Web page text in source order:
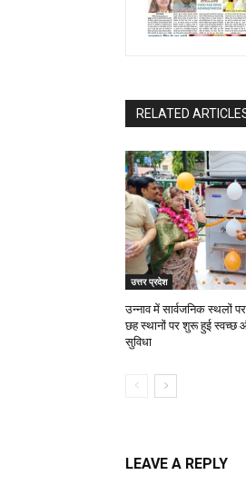
RELATED
उत्तर प्रदेश
उन्नाव में सार्वजनिक स्थलों
छह स्थानों पर शुरू हुई
सुविधा
LEAVE A REPLY